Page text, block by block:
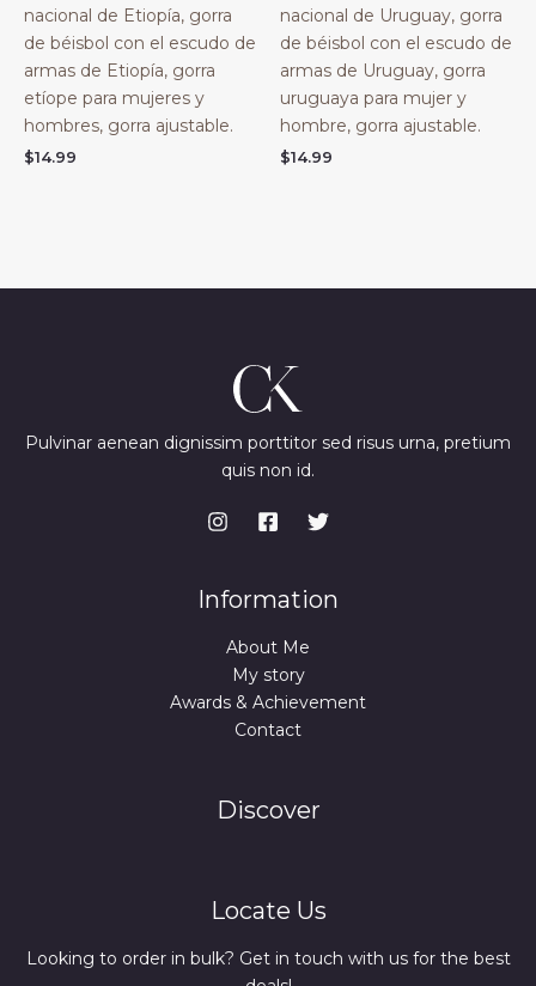
nacional de Etiopía, gorra
de béisbol con el escudo de
armas de Etiopía, gorra
etíope para mujeres y
hombres, gorra ajustable.
$14.99
nacional de Uruguay, gorra
de béisbol con el escudo de
armas de Uruguay, gorra
uruguaya para mujer y
hombre, gorra ajustable.
$14.99
Pulvinar aenean dignissim porttitor sed risus urna, pretium
quis non id.
Information
About Me
My story
Awards & Achievement
Contact
Discover
Locate Us
Looking to order in bulk? Get in touch with us for the best